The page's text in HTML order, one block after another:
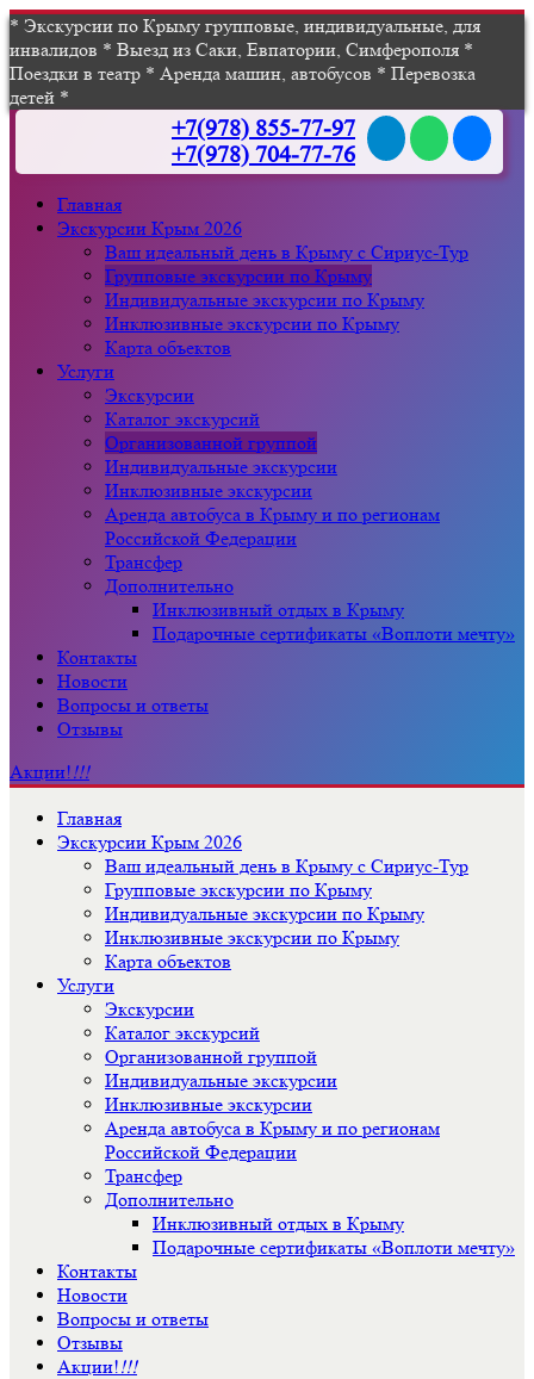
* Экскурсии по Крыму групповые, индивидуальные, для
инвалидов * Выезд из Саки, Евпатории, Симферополя *
Поездки в театр * Аренда машин, автобусов * Перевозка
детей *
+7(978) 855-77-97
+7(978) 704-77-76
Главная
Экскурсии Крым 2026
Ваш идеальный день в Крыму с Сириус-Тур
Групповые экскурсии по Крыму
Индивидуальные экскурсии по Крыму
Инклюзивные экскурсии по Крыму
Карта объектов
Услуги
Экскурсии
Каталог экскурсий
Организованной группой
Индивидуальные экскурсии
Инклюзивные экскурсии
Аренда автобуса в Крыму и по регионам
Российской Федерации
Трансфер
Дополнительно
Инклюзивный отдых в Крыму
Подарочные сертификаты «Воплоти мечту»
Контакты
Новости
Вопросы и ответы
Отзывы
Акции!!!!
Главная
Экскурсии Крым 2026
Ваш идеальный день в Крыму с Сириус-Тур
Групповые экскурсии по Крыму
Индивидуальные экскурсии по Крыму
Инклюзивные экскурсии по Крыму
Карта объектов
Услуги
Экскурсии
Каталог экскурсий
Организованной группой
Индивидуальные экскурсии
Инклюзивные экскурсии
Аренда автобуса в Крыму и по регионам
Российской Федерации
Трансфер
Дополнительно
Инклюзивный отдых в Крыму
Подарочные сертификаты «Воплоти мечту»
Контакты
Новости
Вопросы и ответы
Отзывы
Акции!!!!